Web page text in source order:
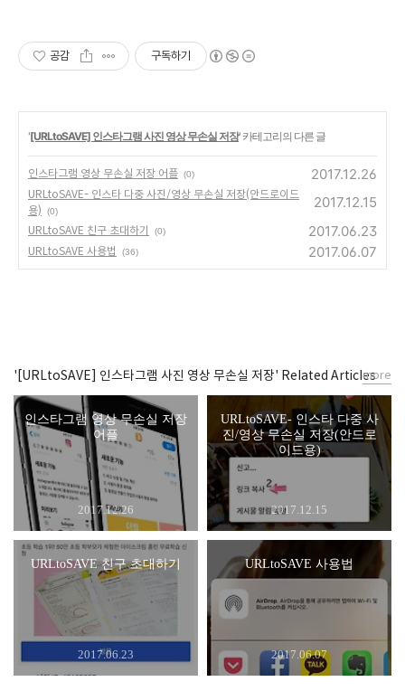
공감 구독하기
'[URLtoSAVE] 인스타그램 사진 영상 무손실 저장' 카테고리의 다른 글
인스타그램 영상 무손실 저장 어플 (0) 2017.12.26
URLtoSAVE- 인스타 다중 사진/영상 무손실 저장(안드로이드
용)
(0)
2017.12.15
URLtoSAVE 친구 초대하기 (0) 2017.06.23
URLtoSAVE 사용법 (36) 2017.06.07
'[URLtoSAVE] 인스타그램 사진 영상 무손실 저장' Related Articles
인스타그램 영상 무손실 저장
어플
2017.12.26
URLtoSAVE- 인스타 다중 사
진/영상 무손실 저장(안드로
이드용)
2017.12.15
URLtoSAVE 친구 초대하기
2017.06.23
URLtoSAVE 사용법
2017.06.07
more